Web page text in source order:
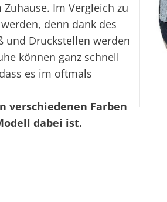
Im Vergleich zu
denn dank des
und Druckstellen werden
können ganz schnell
es im oftmals
verschiedenen Farben
dabei ist.